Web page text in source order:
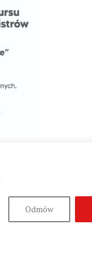
Odmów